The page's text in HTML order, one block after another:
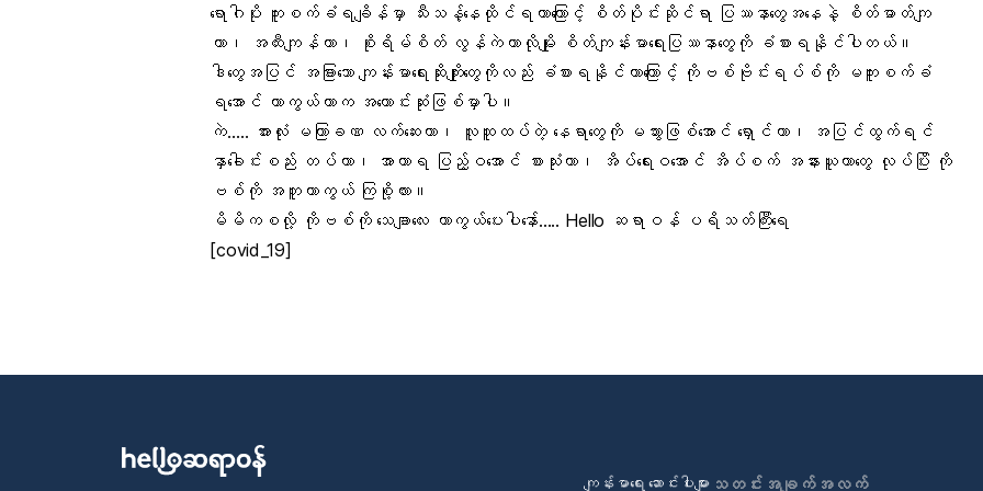
ရောဂါပိုး ကူးစက်ခံရချိန်မှာ သီးသန့်နေထိုင်ရတာကြောင့် စိတ်ပိုင်းဆိုင်ရာ ပြဿနာတွေအနေနဲ့
စိတ်ဓာတ်ကျ
တာ၊ အထီးကျန်တာ၊ စိုးရိမ်စိတ် လွန်ကဲတာလိုမျိုး စိတ်ကျန်းမာရေးပြဿနာတွေကို ခံစားရနိုင်ပါတယ်။
ဒါတွေအပြင် အခြားသောကျန်းမာရေးဆိုးကျိုးတွေ ကိုလည်း ခံစားရနိုင်တာကြောင့် ကိုဗစ်ဗိုင်းရပ်စ် ကို မကူးစက်ခံ
ရအောင် ကာကွယ်တာက အကောင်းဆုံးဖြစ်မှာပါ။
ကဲ….. အားလုံး မကြာခဏ လက်ဆေးတာ၊ လူထူထပ်တဲ့ နေရာတွေကို မသွားဖြစ်အောင် ရှောင်တာ၊ အပြင်ထွက်ရင်
နှာခေါင်းစည်း တပ်တာ၊ အာဟာရ ပြည့်ဝအောင် စားသုံးတာ၊ အိပ်ရေးဝအောင် အိပ်စက် အနားယူတာတွေ လုပ်ပြိး ကို
ဗစ် ကို အတူကာကွယ် ကြစို့လား။
မိမိကစလို့ ကိုဗစ်ကို သေချာလေး ကာကွယ်ပေးပါနော်….. Hello ဆရာဝန် ပရိသတ်ကြီးရေ
[covid_19]
ကျန်းမာရေး ဆောင်းပါးများသတင်းအချက်အလက်